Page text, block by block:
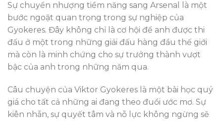
Sự chuyển nhượng tiềm năng sang Arsenal là một
bước ngoặt quan trọng trong sự nghiệp của
Gyokeres. Đây không chỉ là cơ hội để anh được thi
đấu ở một trong những giải đấu hàng đầu thế giới
mà còn là minh chứng cho sự trưởng thành vượt
bậc của anh trong những năm qua.
Câu chuyện của Viktor Gyokeres là một bài học quý
giá cho tất cả những ai đang theo đuổi ước mơ. Sự
kiên nhẫn, sự quyết tâm và nỗ lực không ngừng sẽ